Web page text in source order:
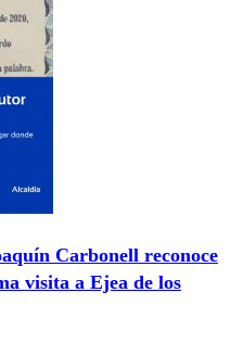
Carbonell reconoce
visita a Ejea de los